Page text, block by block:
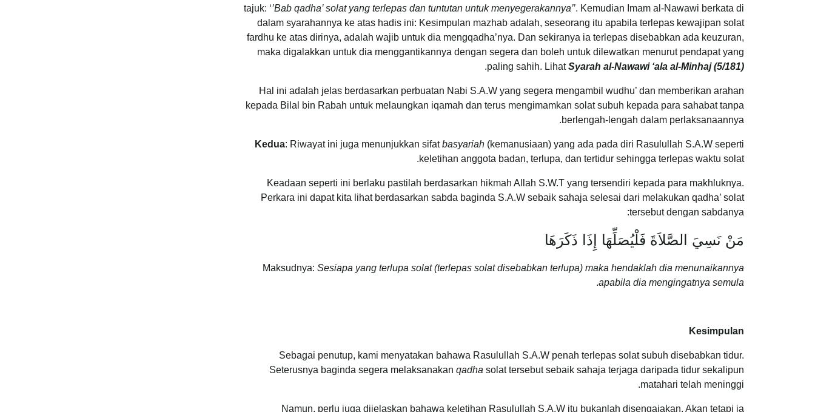
tajuk: ‘’Bab qadha’ solat yang terlepas dan tuntutan untuk menyegerakannya’’. Kemudian Imam al-Nawawi berkata di
dalam syarahannya ke atas hadis ini: Kesimpulan mazhab adalah, seseorang itu apabila terlepas kewajipan solat
fardhu ke atas dirinya, adalah wajib untuk dia mengqadha’nya. Dan sekiranya ia terlepas disebabkan ada keuzuran,
maka digalakkan untuk dia menggantikannya dengan segera dan boleh untuk dilewatkan menurut pendapat yang
paling sahih. LihatSyarah al-Nawawi ‘ala al-Minhaj (5/181)
.
Hal ini adalah jelas berdasarkan perbuatan Nabi S.A.W yang segera mengambil wudhu’ dan memberikan arahan
kepada Bilal bin Rabah untuk melaungkan iqamah dan terus mengimamkan solat subuh kepada para sahabat tanpa
berlengah-lengah dalam perlaksanaannya.
Kedua: Riwayat ini juga menunjukkan sifatbasyariah (kemanusiaan) yang ada pada diri Rasulullah S.A.W seperti
keletihan anggota badan, terlupa, dan tertidur sehingga terlepas waktu solat.
Keadaan seperti ini berlaku pastilah berdasarkan hikmah Allah S.W.T yang tersendiri kepada para makhluknya.
Perkara ini dapat kita lihat berdasarkan sabda baginda S.A.W sebaik sahaja selesai dari melakukan qadha’ solat
tersebut dengan sabdanya:
مَنْ نَسِيَ الصَّلاَةَ فَلْيُصَلِّهَا إِذَا ذَكَرَهَا
Maksudnya: Sesiapa yang terlupa solat (terlepas solat disebabkan terlupa) maka hendaklah dia menunaikannya
apabila dia mengingatnya semula
.
Kesimpulan
Sebagai penutup, kami menyatakan bahawa Rasulullah S.A.W penah terlepas solat subuh disebabkan tidur.
Seterusnya baginda segera melaksanakan qadha solat tersebut sebaik sahaja terjaga daripada tidur sekalipun
matahari telah meninggi.
Namun, perlu juga dijelaskan bahawa keletihan Rasulullah S.A.W itu bukanlah disengajakan. Akan tetapi ia